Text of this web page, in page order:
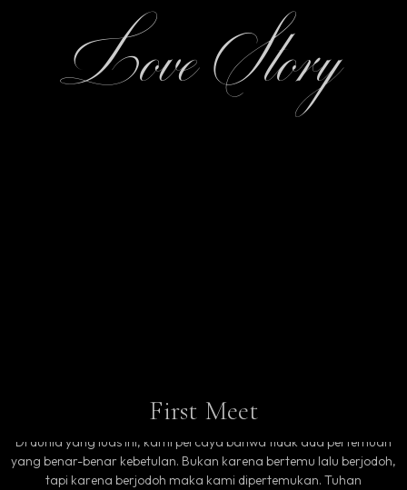
Love Story
First Meet
Di dunia yang luas ini, kami percaya bahwa tidak ada pertemuan
yang benar-benar kebetulan. Bukan karena bertemu lalu berjodoh,
tapi karena berjodoh maka kami dipertemukan. Tuhan